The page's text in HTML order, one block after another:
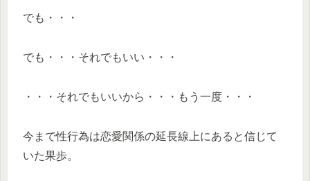
でも・・・
でも・・・それでもいい・・・
・・・それでもいいから・・・もう一度・・・
今まで性行為は恋愛関係の延長線上にあると信じて
いた果歩。